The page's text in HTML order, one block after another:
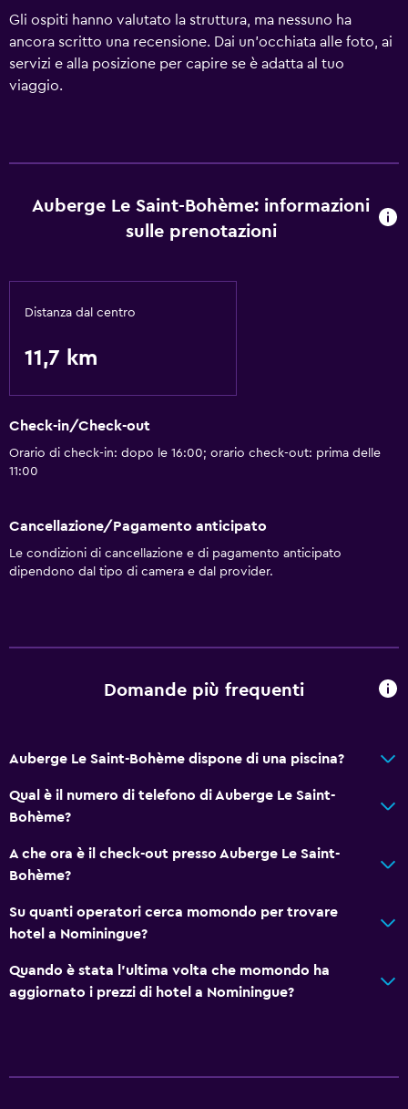
Gli ospiti hanno valutato la struttura, ma nessuno ha
ancora scritto una recensione. Dai un'occhiata alle foto, ai
servizi e alla posizione per capire se è adatta al tuo
viaggio.
Auberge Le Saint-Bohème: informazioni
sulle prenotazioni
Distanza dal centro
11,7 km
Check-in/Check-out
Orario di check-in: dopo le 16:00; orario check-out: prima delle
11:00
Cancellazione/Pagamento anticipato
Le condizioni di cancellazione e di pagamento anticipato
dipendono dal tipo di camera e dal provider.
Domande più frequenti
Auberge Le Saint-Bohème dispone di una piscina?
Qual è il numero di telefono di Auberge Le Saint-
Bohème?
A che ora è il check-out presso Auberge Le Saint-
Bohème?
Su quanti operatori cerca momondo per trovare
hotel a Nominingue?
Quando è stata l'ultima volta che momondo ha
aggiornato i prezzi di hotel a Nominingue?